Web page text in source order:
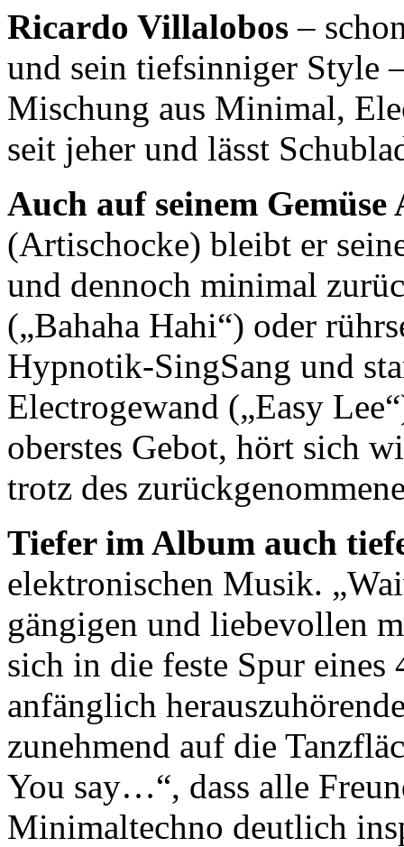
Ricardo Villalobos –
und sein tiefsinniger Style
Mischung aus Minimal,
seit jeher und lässt
Auch auf seinem Gemüse
(Artischocke) bleibt er
und dennoch minimal
(„Bahaha Hahi“) oder
Hypnotik-SingSang und
Electrogewand („Easy
oberstes Gebot, hört sich
trotz des
Tiefer im Album auch
elektronischen Musik.
gängigen und liebevollen
sich in die feste Spur eines
anfänglich
zunehmend auf die
You say…“, dass alle
Minimaltechno deutlich